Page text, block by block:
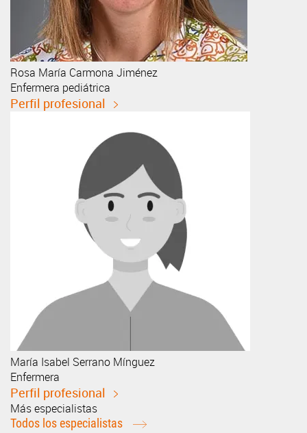
Rosa María Carmona Jiménez
Enfermera pediátrica
Perfil profesional
María Isabel Serrano Mínguez
Enfermera
Perfil profesional
Más especialistas
Todos los especialistas